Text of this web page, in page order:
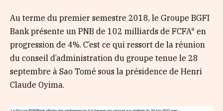
Au terme du premier semestre 2018, le Groupe BGFI
Bank présente un PNB de 102 milliards de FCFA* en
progression de 4%. C’est ce qui ressort de la réunion
du conseil d’administration du groupe tenue le 28
septembre à Sao Tomé sous la présidence de Henri
Claude Oyima.